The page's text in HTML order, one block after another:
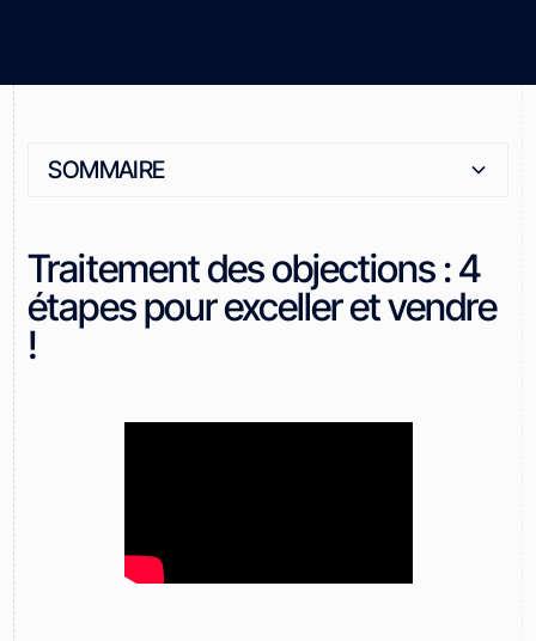
SOMMAIRE
Traitement des objections : 4
étapes pour exceller et vendre
!